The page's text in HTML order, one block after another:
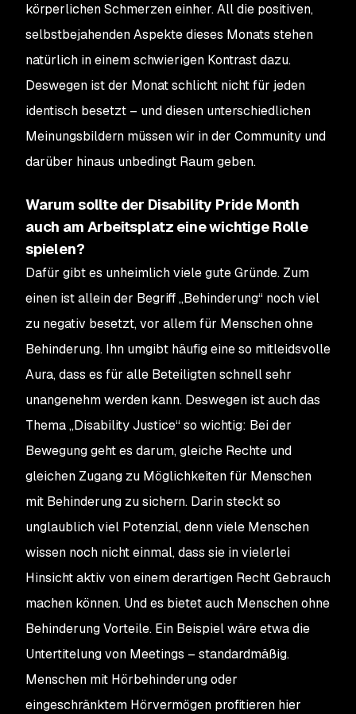
körperlichen Schmerzen einher. All die positiven,
selbstbejahenden Aspekte dieses Monats stehen
natürlich in einem schwierigen Kontrast dazu.
Deswegen ist der Monat schlicht nicht für jeden
identisch besetzt – und diesen unterschiedlichen
Meinungsbildern müssen wir in der Community und
darüber hinaus unbedingt Raum geben.
Warum sollte der Disability Pride Month
auch am Arbeitsplatz eine wichtige Rolle
spielen?
Dafür gibt es unheimlich viele gute Gründe. Zum
einen ist allein der Begriff „Behinderung“ noch viel
zu negativ besetzt, vor allem für Menschen ohne
Behinderung. Ihn umgibt häufig eine so mitleidsvolle
Aura, dass es für alle Beteiligten schnell sehr
unangenehm werden kann. Deswegen ist auch das
Thema „Disability Justice“ so wichtig: Bei der
Bewegung geht es darum, gleiche Rechte und
gleichen Zugang zu Möglichkeiten für Menschen
mit Behinderung zu sichern. Darin steckt so
unglaublich viel Potenzial, denn viele Menschen
wissen noch nicht einmal, dass sie in vielerlei
Hinsicht aktiv von einem derartigen Recht Gebrauch
machen können. Und es bietet auch Menschen ohne
Behinderung Vorteile. Ein Beispiel wäre etwa die
Untertitelung von Meetings – standardmäßig.
Menschen mit Hörbehinderung oder
eingeschränktem Hörvermögen profitieren hier